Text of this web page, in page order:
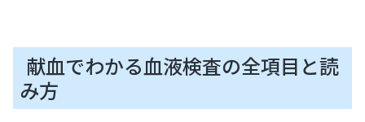
献血でわかる血液検査の全項目と読
み方